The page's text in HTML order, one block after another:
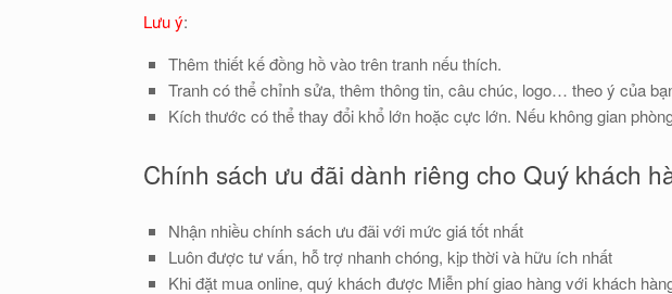
Lưu ý:
Thêm thiết kế đồng hồ vào trên tranh nếu thích.
Tranh có thể chỉnh sửa, thêm thông tin, câu chúc, logo… theo ý của
Kích thước có thể thay đổi khổ lớn hoặc cực lớn. Nếu không gian
Chính sách ưu đãi dành riêng cho Quý khách
Nhận nhiều chính sách ưu đãi với mức giá tốt nhất
Luôn được tư vấn, hỗ trợ nhanh chóng, kịp thời và hữu ích nhất
Khi đặt mua online, quý khách được Miễn phí giao hàng với khách